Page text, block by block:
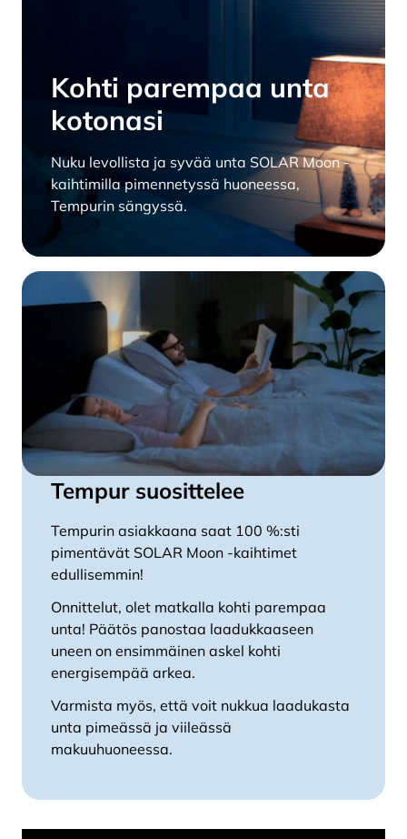
Kohti parempaa unta
kotonasi
Nuku levollista ja syvää unta SOLAR Moon -
kaihtimilla pimennetyssä huoneessa,
Tempurin sängyssä.
Tempur suosittelee
Tempurin asiakkaana saat 100 %:sti
pimentävät SOLAR Moon -kaihtimet
edullisemmin!
Onnittelut, olet matkalla kohti parempaa
unta! Päätös panostaa laadukkaaseen
uneen on ensimmäinen askel kohti
energisempää arkea.
Varmista myös, että voit nukkua laadukasta
unta pimeässä ja viileässä
makuuhuoneessa.